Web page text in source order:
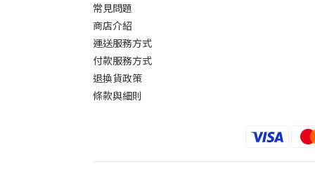
常見問題
商店介紹
運送服務方式
付款服務方式
退換貨政策
條款與細則